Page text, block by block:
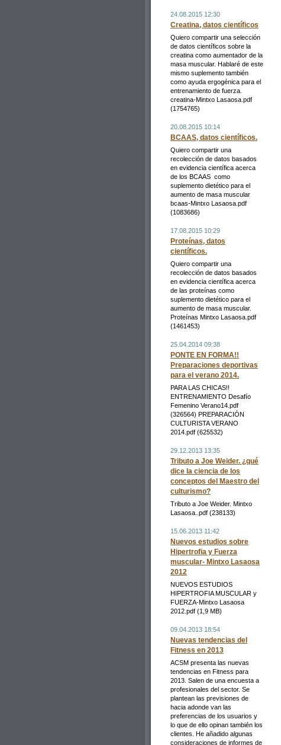
24.08.2015 12:30
Creatina, datos científicos
Quiero compartir una selección
de datos científicos sobre la
creatina como aumentador de la
masa muscular. Hablaré de este
mismo suplemento también
como ayuda ergogénica para el
entrenamiento de fuerza.
creatina-Mintxo Lasaosa.pdf
(1754765)
20.08.2015 10:14
BCAAS, datos científicos.
Quiero compartir una
recolección de datos basados
en evidencia científica acerca
de los BCAAS como
suplemento dietético para el
aumento de masa muscular
bcaas-Mintxo Lasaosa.pdf
(1083686)
17.08.2015 10:29
Proteínas, datos
científicos.
Quiero compartir una
recolección de datos basados
en evidencia científica acerca
de las proteínas como
suplemento dietético para el
aumento de masa muscular.
Proteínas Mintxo Lasaosa.pdf
(1461453)
25.04.2014 09:38
PONTE EN FORMA!!
Preparaciones deportivas
para el verano 2014.
PARA LAS CHICAS!!
ENTRENAMIENTO Desafío
Femenino Verano14.pdf
(326564) PREPARACIÓN
CULTURISTA VERANO
2014.pdf (625532)
29.12.2013 13:35
Tributo a Joe Weider. ¿qué
dice la ciencia de los
conceptos del Maestro del
culturismo?
Tributo a Joe Weider. Mintxo
Lasaosa..pdf (238133)
15.06.2013 11:42
Nuevos estudios sobre
Hipertrofia y Fuerza
muscular- Mintxo Lasaosa
2012
NUEVOS ESTUDIOS
HIPERTROFIA MUSCULAR y
FUERZA-Mintxo Lasaosa
2012.pdf (1,9 MB)
09.04.2013 18:54
Nuevas tendencias del
Fitness en 2013
ACSM presenta las nuevas
tendencias en Fitness para
2013. Salen de una encuesta a
profesionales del sector. Se
plantean las previsiones de
hacia adonde van las
preferencias de los usuarios y
lo que de ello opinan también los
clientes. He añadido algunas
consideraciones de informes de